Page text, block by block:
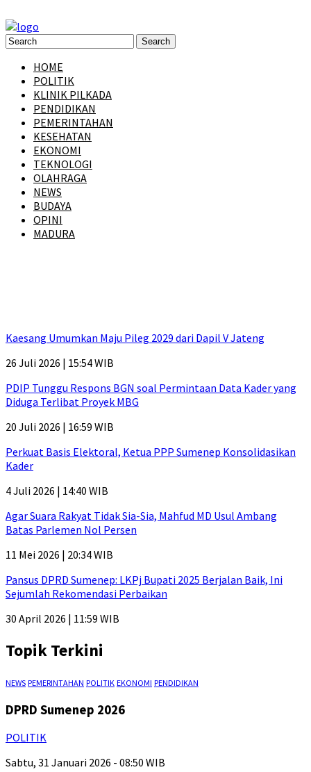
HOME
POLITIK
KLINIK PILKADA
PENDIDIKAN
PEMERINTAHAN
KESEHATAN
EKONOMI
TEKNOLOGI
OLAHRAGA
NEWS
BUDAYA
OPINI
MADURA
Kaesang Umumkan Maju Pileg 2029 dari Dapil V Jateng
26 Juli 2026 | 15:54 WIB
PDIP Tunggu Respons BGN soal Permintaan Data Kader yang
Diduga Terlibat Proyek MBG
20 Juli 2026 | 16:59 WIB
Perkuat Basis Elektoral, Ketua PPP Sumenep Konsolidasikan
Kader
4 Juli 2026 | 14:40 WIB
Agar Suara Rakyat Tidak Sia-Sia, Mahfud MD Usul Ambang
Batas Parlemen Nol Persen
11 Mei 2026 | 20:34 WIB
Pansus DPRD Sumenep: LKPj Bupati 2025 Berjalan Baik, Ini
Sejumlah Rekomendasi Perbaikan
30 April 2026 | 11:59 WIB
Topik Terkini
NEWS PEMERINTAHAN POLITIK EKONOMI PENDIDIKAN
DPRD Sumenep 2026
POLITIK
Sabtu, 31 Januari 2026 - 08:50 WIB